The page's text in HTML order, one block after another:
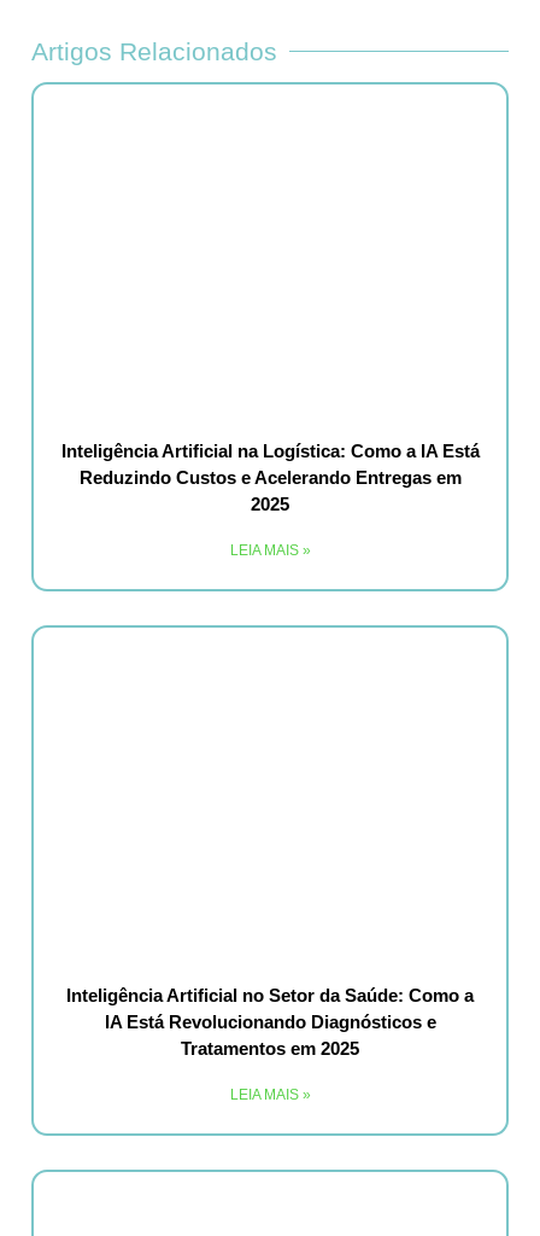
Artigos Relacionados
Inteligência Artificial na Logística: Como a IA Está
Reduzindo Custos e Acelerando Entregas em
2025
LEIA MAIS »
Inteligência Artificial no Setor da Saúde: Como a
IA Está Revolucionando Diagnósticos e
Tratamentos em 2025
LEIA MAIS »